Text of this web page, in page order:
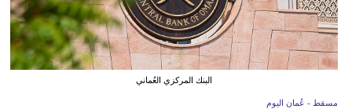
إعلام
تعليم
البنك المركزي العُماني
مسقط - عُمان اليوم